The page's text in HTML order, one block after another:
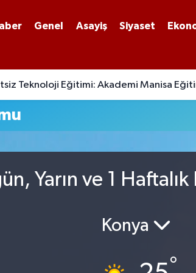
Genel Asayiş Siyaset
Teknoloji Eğitimi: Akademi Manisa
Yarın ve 1
Konya
°